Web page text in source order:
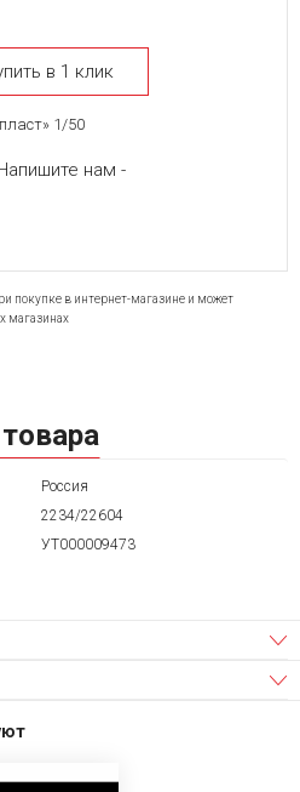
в 1 клик
1/50
нам -
покупке в интернет-магазине и может
магазинах
Россия
2234/22604
УТ000009473